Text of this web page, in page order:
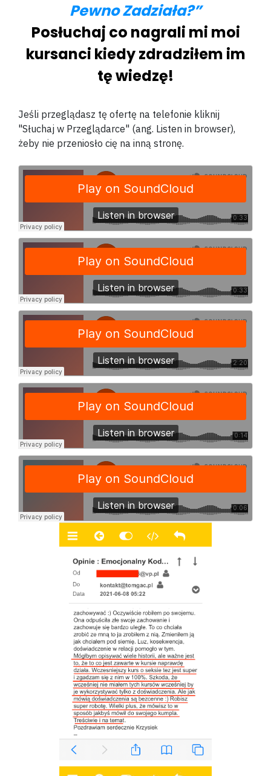
Pewno Zadziała?”
Posłuchaj co nagrali mi moi
kursanci kiedy zdradziłem im
tę wiedzę!
Jeśli przeglądasz tę ofertę na telefonie kliknij
"Słuchaj w Przeglądarce" (ang. Listen in browser),
żeby nie przeniosło cię na inną stronę.